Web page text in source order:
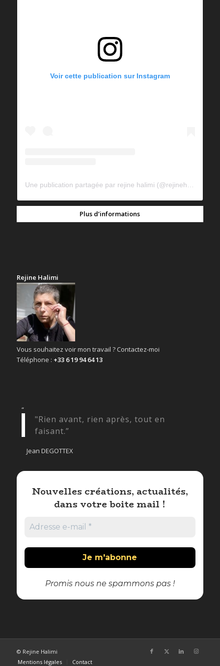
Voir cette publication sur Instagram
Plus d’informations
Rejine Halimi
Vous souhaitez voir mon travail ? Contactez-moi
Téléphone : +33 6 19 94 64 13
“
"Rien avant, rien après, tout en
faisant.”
Jean DEGOTTEX
Nouvelles créations, actualités,
dans votre boite mail !
Promis nous ne spammons pas !
© Rejine Halimi
Mentions légales
Contact